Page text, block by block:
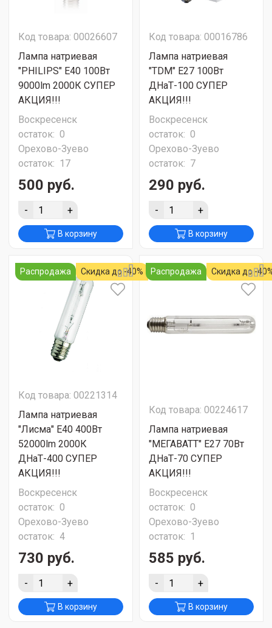
Код товара: 00026607
Лампа натриевая
"PHILIPS" Е40 100Вт
9000lm 2000К СУПЕР
АКЦИЯ!!!
Воскресенск
остаток: 0
Орехово-Зуево
остаток: 17
500 руб.
- +
В корзину
Код товара: 00016786
Лампа натриевая
"TDM" E27 100Вт
ДНаТ-100 СУПЕР
АКЦИЯ!!!
Воскресенск
остаток: 0
Орехово-Зуево
остаток: 7
290 руб.
- +
В корзину
Распродажа Скидка до -40%
Код товара: 00221314
Лампа натриевая
"Лисма" E40 400Вт
52000lm 2000К
ДНаТ-400 СУПЕР
АКЦИЯ!!!
Воскресенск
остаток: 0
Орехово-Зуево
остаток: 4
730 руб.
- +
В корзину
Распродажа Скидка до -
Код товара: 00224617
Лампа натриевая
"МЕГАВАТТ" E27 70Вт
ДНаТ-70 СУПЕР
АКЦИЯ!!!
Воскресенск
остаток: 0
Орехово-Зуево
остаток: 1
585 руб.
- +
В корзину